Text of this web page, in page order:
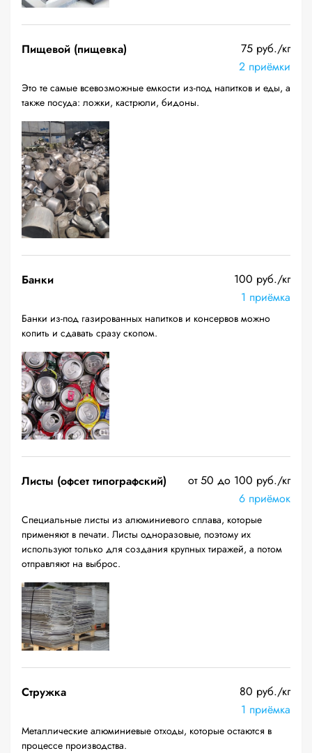
Пищевой (пищевка)
75 руб./кг
2 приёмки
Это те самые всевозможные емкости из-под напитков и еды, а
также посуда: ложки, кастрюли, бидоны.
Банки
100 руб./кг
1 приёмка
Банки из-под газированных напитков и консервов можно
копить и сдавать сразу скопом.
Листы (офсет типографский)
от 50 до 100 руб./кг
6 приёмок
Специальные листы из алюминиевого сплава, которые
применяют в печати. Листы одноразовые, поэтому их
используют только для создания крупных тиражей, а потом
отправляют на выброс.
Стружка
80 руб./кг
1 приёмка
Металлические алюминиевые отходы, которые остаются в
процессе производства.